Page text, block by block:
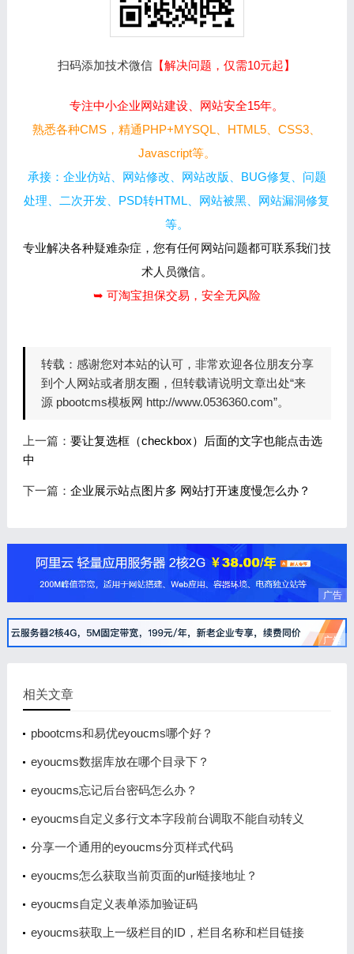
扫码添加技术微信 【解决问题，仅需10元起】
专注中小企业网站建设、网站安全15年。
熟悉各种CMS，精通PHP+MYSQL、HTML5、CSS3、
Javascript等。
承接：企业仿站、网站修改、网站改版、BUG修复、问题
处理、二次开发、PSD转HTML、网站被黑、网站漏洞修复
等。
专业解决各种疑难杂症，您有任何网站问题都可联系我们技
术人员微信。
➥ 可淘宝担保交易，安全无风险
转载： 感谢您对本站的认可，非常欢迎各位朋友分享
到个人网站或者朋友圈，但转载请说明文章出处“来
源 pbootcms模板网 http://www.0536360.com”。
上一篇： 要让复选框（checkbox）后面的文字也能点击选
中
下一篇： 企业展示站点图片多 网站打开速度慢怎么办？
广告
广告
相关文章
pbootcms和易优eyoucms哪个好？
eyoucms数据库放在哪个目录下？
eyoucms忘记后台密码怎么办？
eyoucms自定义多行文本字段前台调取不能自动转义
的问题解决办法
分享一个通用的eyoucms分页样式代码
eyoucms怎么获取当前页面的url链接地址？
eyoucms自定义表单添加验证码
eyoucms获取上一级栏目的ID，栏目名称和栏目链接